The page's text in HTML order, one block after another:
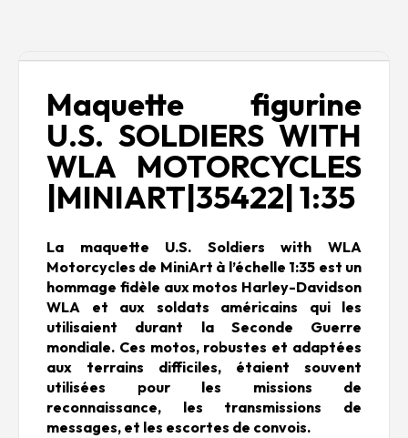
Maquette figurine
U.S. SOLDIERS WITH
WLA MOTORCYCLES
|MINIART|35422| 1:35
La maquette U.S. Soldiers with WLA
Motorcycles de MiniArt à l’échelle 1:35 est un
hommage fidèle aux motos Harley-Davidson
WLA et aux soldats américains qui les
utilisaient durant la Seconde Guerre
mondiale. Ces motos, robustes et adaptées
aux terrains difficiles, étaient souvent
utilisées pour les missions de
reconnaissance, les transmissions de
messages, et les escortes de convois.